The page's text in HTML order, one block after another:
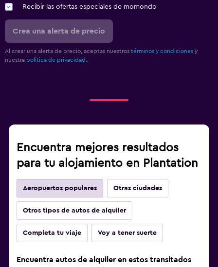
Recibir las ofertas especiales de momondo
Crea una alerta de precio
Al crear una alerta de precio, aceptas nuestros términos y condiciones y
nuestra política de privacidad.
Encuentra mejores resultados
para tu alojamiento en Plantation
Aeropuertos populares Otras ciudades
Otros tipos de autos de alquiler
Completa tu viaje Voy a tener suerte
Encuentra autos de alquiler en estos transitados